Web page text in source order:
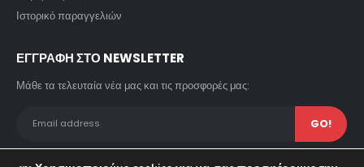
Ιστορικό παραγγελιών
ΕΓΓΡΑΦΗ ΣΤΟ NEWSLETTER
Μάθε τα τελευταία νέα μας και τις προσφορές μας: